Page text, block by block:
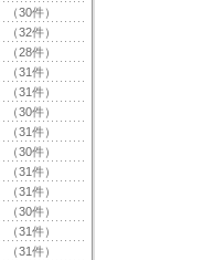
（30件）
（32件）
（28件）
（31件）
（31件）
（30件）
（31件）
（30件）
（31件）
（31件）
（30件）
（31件）
（31件）